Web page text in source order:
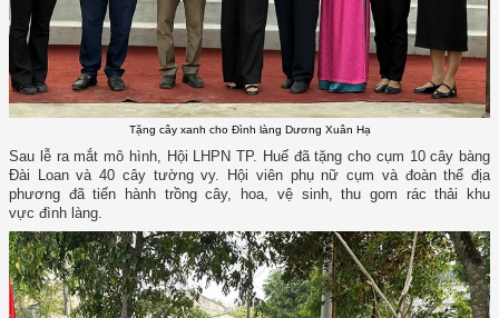
Tặng cây xanh cho Đình làng Dương Xuân Hạ
Sau lễ ra mắt mô hình, Hội LHPN TP. Huế đã tặng cho cụm 10 cây bàng
Đài Loan và 40 cây tường vy. Hội viên phụ nữ cụm và đoàn thể địa
phương đã tiến hành trồng cây, hoa, vệ sinh, thu gom rác thải khu
vực đình làng.